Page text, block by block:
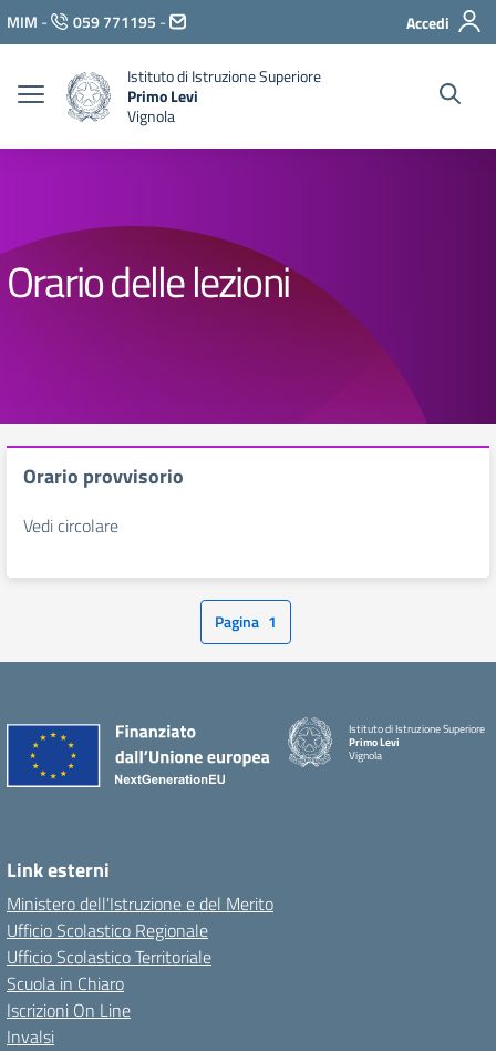
Vai ai contenuti
Vai al menu di navigazione
Vai al footer
MIM - 059 771195 - Accedi
Istituto di Istruzione Superiore
Primo Levi
Vignola
Orario delle lezioni
Orario provvisorio
Vedi circolare
Pagina 1
Istituto di Istruzione Superiore
Primo Levi
Vignola
Link esterni
Ministero dell'Istruzione e del Merito
Ufficio Scolastico Regionale
Ufficio Scolastico Territoriale
Scuola in Chiaro
Iscrizioni On Line
Invalsi